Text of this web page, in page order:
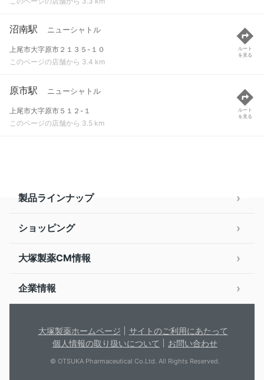
沼南駅 ニューシャトル
上尾市大字原市２１３５-１０
このページの店舗から 3.4 km
ルート
を見る
原市駅 ニューシャトル
上尾市大字原市５１２-１
このページの店舗から 3.5 km
ルート
を見る
製品ラインナップ
ショッピング
大塚製薬CM情報
企業情報
大塚製薬ホームページ
サイトのご利用にあたって
個人情報の取り扱いについて
お問い合わせ
© OTSUKA Pharmaceutical Co.Ltd. All Rights Reserved.